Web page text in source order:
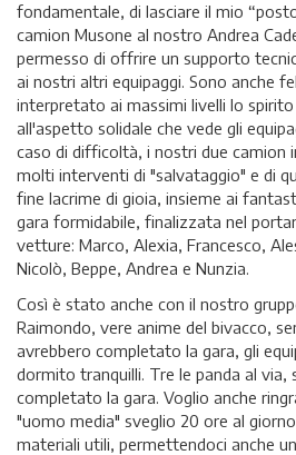
fondamentale, di lasciare il mio
camion Musone al nostro Andrea
permesso di offrire un supporto
ai nostri altri equipaggi. Sono anche
interpretato ai massimi livelli lo
all'aspetto solidale che vede gli
caso di difficoltà, i nostri due camion
molti interventi di "salvataggio" e di
fine lacrime di gioia, insieme ai
gara formidabile, finalizzata nel
vetture: Marco, Alexia, Francesco,
Nicolò, Beppe, Andrea e Nunzia.
Così è stato anche con il nostro
Raimondo, vere anime del bivacco,
avrebbero completato la gara, gli
dormito tranquilli. Tre le panda al via,
completato la gara. Voglio anche
"uomo media" sveglio 20 ore al
materiali utili, permettendoci anche